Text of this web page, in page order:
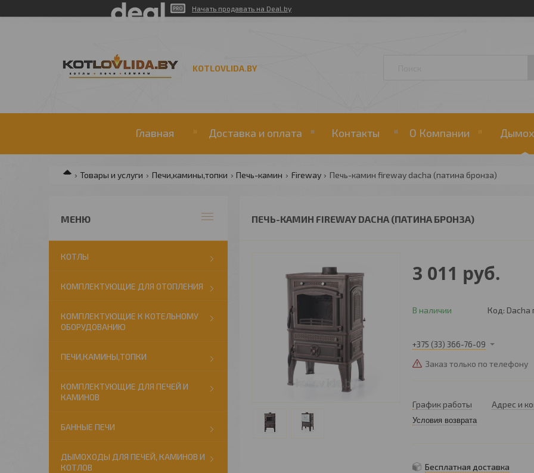
Начать продавать на Deal.by
KOTLOVLIDA.BY
Главная Доставка и оплата Контакты О Компании
Товары и услуги Печи,камины,топки Печь-камин Fireway Печь-камин fireway dacha (патина бронза)
ПЕЧЬ-КАМИН FIREWAY DACHA (ПАТИНА БРОНЗА)
3 011 руб.
В наличии Код: Dacha
+375 (33) 366-76-09
Заказ только по телефону
График работы Адрес и
Условия возврата
Бесплатная доставка
КОТЛЫ
КОМПЛЕКТУЮЩИЕ ДЛЯ ОТОПЛЕНИЯ
КОМПЛЕКТУЮЩИЕ К КОТЕЛЬНОМУ
ОБОРУДОВАНИЮ
ПЕЧИ,КАМИНЫ,ТОПКИ
КОМПЛЕКТУЮЩИЕ ДЛЯ ПЕЧЕЙ И
КАМИНОВ
БАННЫЕ ПЕЧИ
ДЫМОХОДЫ ДЛЯ ПЕЧЕЙ, КАМИНОВ И
КОТЛОВ